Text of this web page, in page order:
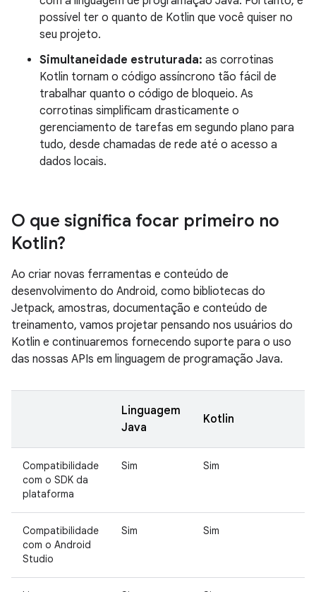
possível ter o quanto de Kotlin que você quiser no
seu projeto.
Simultaneidade estruturada: as corrotinas
Kotlin tornam o código assíncrono tão fácil de
trabalhar quanto o código de bloqueio. As
corrotinas simplificam drasticamente o
gerenciamento de tarefas em segundo plano para
tudo, desde chamadas de rede até o acesso a
dados locais.
O que significa focar primeiro no
Kotlin?
Ao criar novas ferramentas e conteúdo de
desenvolvimento do Android, como bibliotecas do
Jetpack, amostras, documentação e conteúdo de
treinamento, vamos projetar pensando nos usuários do
Kotlin e continuaremos fornecendo suporte para o uso
das nossas APIs em linguagem de programação Java.
Linguagem
Java
Kotlin
Compatibilidade
com o SDK da
plataforma
Sim Sim
Compatibilidade
com o Android
Studio
Sim Sim